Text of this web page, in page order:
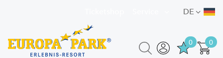
DE
0
0